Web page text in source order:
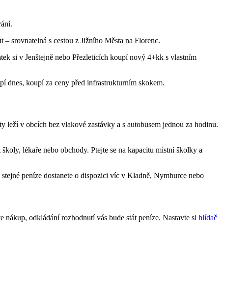
srovnatelná s cestou z Jižního Města na Florenc.
si v Jenštejně nebo Přezleticích koupí nový 4+kk s vlastním
dnes, koupí za ceny před infrastrukturním skokem.
v obcích bez vlakové zastávky a s autobusem jednou za hodinu.
lékaře nebo obchody. Ptejte se na kapacitu místní školky a
peníze dostanete o dispozici víc v Kladně, Nymburce nebo
odkládání rozhodnutí vás bude stát peníze. Nastavte si hlídač